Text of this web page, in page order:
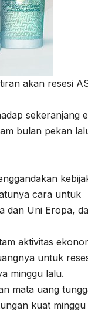
akan resesi
sekeranjang
bulan pekan
cara untuk
dan Uni Eropa,
aktivitas
untuk
minggu lalu.
mata uang
kuat minggu